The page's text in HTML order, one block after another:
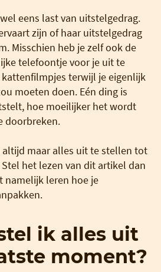
eens last van uitstelgedrag.
zijn of haar uitstelgedrag
Misschien heb je zelf ook de
telefoontje voor je uit te
kattenfilmpjes terwijl je eigenlijk
moeten doen. Eén ding is
hoe moeilijker het wordt
doorbreken.
altijd maar alles uit te stellen tot
het lezen van dit artikel dan
namelijk leren hoe je
ik alles uit
moment?